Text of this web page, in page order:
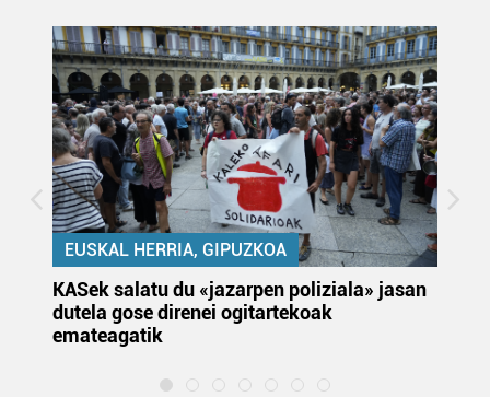
EUSKAL HERRIA, GIPUZKOA
KASek salatu du «jazarpen poliziala» jasan
dutela gose direnei ogitartekoak
emateagatik